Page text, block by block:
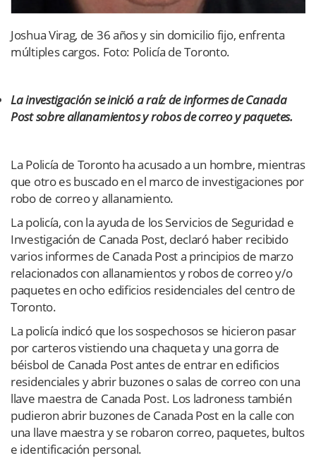
Joshua Virag, de 36 años y sin domicilio fijo, enfrenta
múltiples cargos. Foto: Policía de Toronto.
La investigación se inició a raíz de informes de Canada
Post sobre allanamientos y robos de correo y paquetes.
La Policía de Toronto ha acusado a un hombre, mientras
que otro es buscado en el marco de investigaciones por
robo de correo y allanamiento.
La policía, con la ayuda de los Servicios de Seguridad e
Investigación de Canada Post, declaró haber recibido
varios informes de Canada Post a principios de marzo
relacionados con allanamientos y robos de correo y/o
paquetes en ocho edificios residenciales del centro de
Toronto.
La policía indicó que los sospechosos se hicieron pasar
por carteros vistiendo una chaqueta y una gorra de
béisbol de Canada Post antes de entrar en edificios
residenciales y abrir buzones o salas de correo con una
llave maestra de Canada Post. Los ladroness también
pudieron abrir buzones de Canada Post en la calle con
una llave maestra y se robaron correo, paquetes, bultos
e identificación personal.